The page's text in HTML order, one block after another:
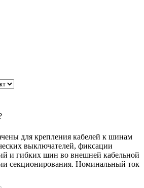
для крепления кабелей к шинам
выключателей, фиксации
и гибких шин во внешней кабельной
секционирования. Номинальный ток